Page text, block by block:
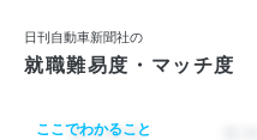
日刊自動車新聞社の
就職難易度・マッチ度
ここでわかること